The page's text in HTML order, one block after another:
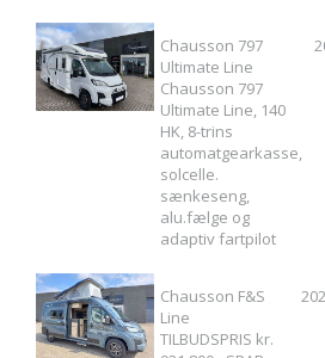
Chausson 797
Ultimate Line
Chausson 797
Ultimate Line, 140
HK, 8-trins
automatgearkasse,
solcelle.
sænkeseng,
alu.fælge og
adaptiv fartpilot
Chausson F&S
Line
TILBUDSPRIS kr.